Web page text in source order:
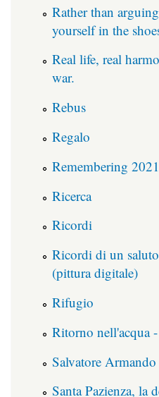
Rather than
yourself in the
Real life, real
war.
Rebus
Regalo
Remembering 2021
Ricerca
Ricordi
Ricordi di un
(pittura digitale)
Rifugio
Ritorno nell'acqua
Salvatore
Santa Pazienza, la